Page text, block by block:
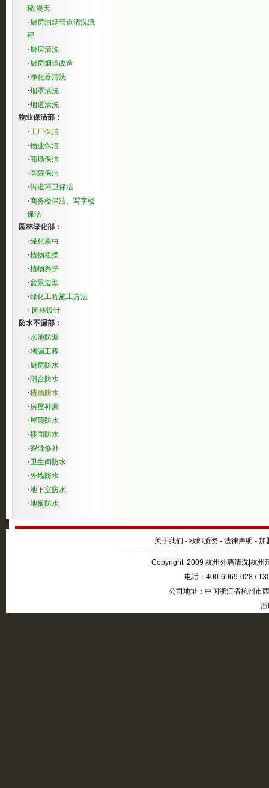
秘,漫天
· 厨房油烟管道清洗流
程
· 厨房清洗
· 厨房烟道改造
·净化器清洗
·烟罩清洗
·烟道清洗
物业保洁部：
·工厂保洁
·物业保洁
·商场保洁
· 医院保洁
·街道环卫保洁
·商务楼保洁、写字楼
保洁
园林绿化部：
·绿化杀虫
·植物租摆
·植物养护
·盆景造型
·绿化工程施工方法
· 园林设计
防水不漏部：
·水池防漏
·堵漏工程
· 厨房防水
· 阳台防水
·楼顶防水
· 房屋补漏
· 屋顶防水
·楼面防水
·裂缝修补
·卫生间防水
·外墙防水
·地下室防水
·地板防水
关于我们 - 欧郎质资 - 法律声明 - 加
Copyright 2009 杭州外墙清洗|杭州
电话：400-6969-028 /
公司地址：中国浙江省杭州市